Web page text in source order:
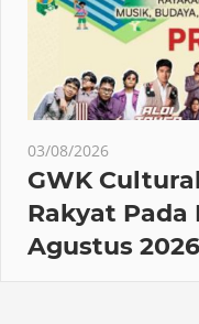
03/08/2026
GWK
Rakyat Pada
Agustus 2026